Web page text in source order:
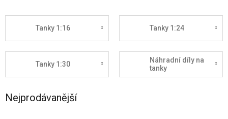
Tanky 1:16 Tanky 1:24
Tanky 1:30
Náhradní díly na
tanky
Nejprodávanější